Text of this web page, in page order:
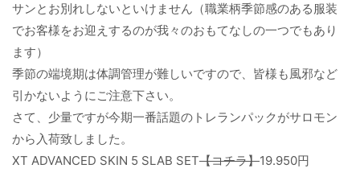
サンとお別れしないといけません（職業柄季節感のある服装
でお客様をお迎えするのが我々のおもてなしの一つでもあり
ます）
季節の端境期は体調管理が難しいですので、皆様も風邪など
引かないようにご注意下さい。
さて、少量ですが今期一番話題のトレランパックがサロモン
から入荷致しました。
XT ADVANCED SKIN 5 SLAB SET【コチラ】19.950円